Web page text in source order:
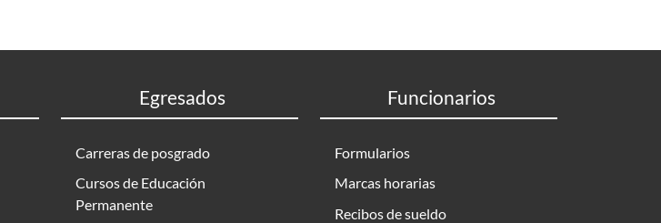
Egresados
Carreras de posgrado
Cursos de Educación
Permanente
Funcionarios
Formularios
Marcas horarias
Recibos de sueldo